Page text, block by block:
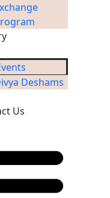
Deshams
Us